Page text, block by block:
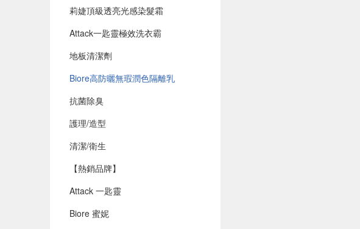
莉婕頂級透亮光感染髮霜
Attack一匙靈極效洗衣霸
地板清潔劑
Biore高防曬無瑕潤色隔離乳
抗菌除臭
護理/造型
清潔/衛生
【熱銷品牌】
Attack 一匙靈
Biore 蜜妮